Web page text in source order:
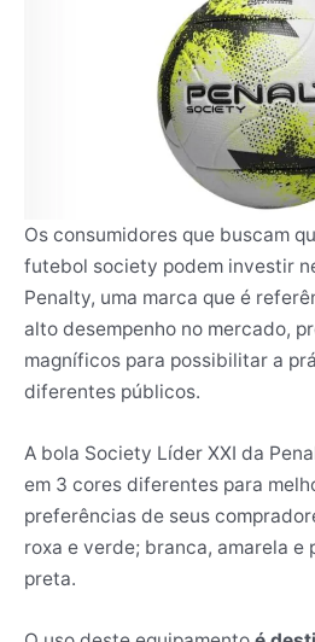
Os consumidores que buscam
futebol society podem investir
Penalty, uma marca que é
alto desempenho no mercado,
magníficos para possibilitar a
diferentes públicos.
A bola Society Líder XXI da
em 3 cores diferentes para
preferências de seus
roxa e verde; branca, amarela e
preta.